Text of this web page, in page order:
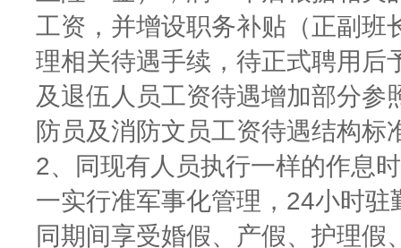
工资，并增设职务补贴（正副
理相关待遇手续，待正式聘用后
及退伍人员工资待遇增加部分参
防员及消防文员工资待遇结构标
2、同现有人员执行一样的作息
一实行准军事化管理，24小时
同期间享受婚假、产假、护理